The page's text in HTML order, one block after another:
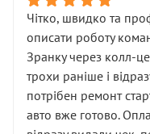
ущільнювачів.
Що прикро — це не
вас стартер, і тоді
враження. Але
лобовим склом. Мені
відкручували”, і
новий власник, не
Чітко, швидко та
описати роботу
Зранку через колл-
трохи раніше і
потрібен ремонт
авто вже готово.